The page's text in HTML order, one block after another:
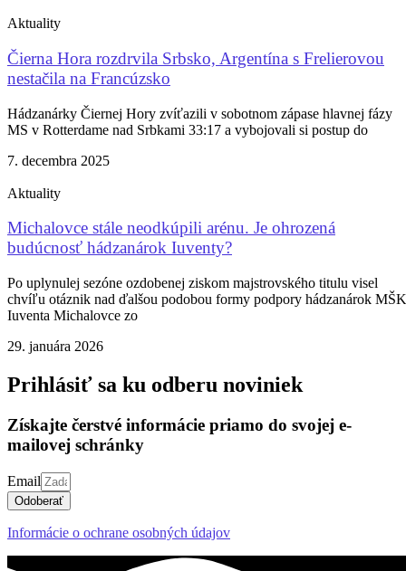
Aktuality
Čierna Hora rozdrvila Srbsko, Argentína s Frelierovou
nestačila na Francúzsko
Hádzanárky Čiernej Hory zvíťazili v sobotnom zápase hlavnej fázy
MS v Rotterdame nad Srbkami 33:17 a vybojovali si postup do
7. decembra 2025
Aktuality
Michalovce stále neodkúpili arénu. Je ohrozená
budúcnosť hádzanárok Iuventy?
Po uplynulej sezóne ozdobenej ziskom majstrovského titulu visel
chvíľu otáznik nad ďalšou podobou formy podpory hádzanárok MŠK
Iuventa Michalovce zo
29. januára 2026
Prihlásiť sa ku odberu noviniek
Získajte čerstvé informácie priamo do svojej e-
mailovej schránky
Email
Odoberať
Informácie o ochrane osobných údajov